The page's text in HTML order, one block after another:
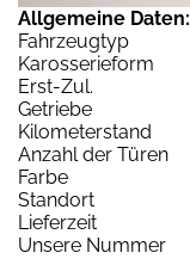
Allgemeine Daten:
Fahrzeugtyp
Karosserieform
Erst-Zul.
Getriebe
Kilometerstand
Anzahl der Türen
Farbe
Standort
Lieferzeit
Unsere Nummer